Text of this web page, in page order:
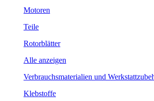
Motoren
Teile
Rotorblätter
Alle anzeigen
Verbrauchsmaterialien und
Klebstoffe